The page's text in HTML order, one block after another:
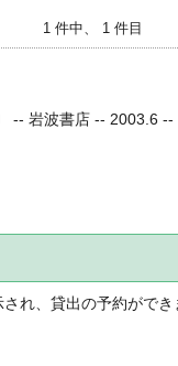
1 件中、 1 件目
-- 岩波書店 -- 2003.6 --
れ、貸出の予約ができ